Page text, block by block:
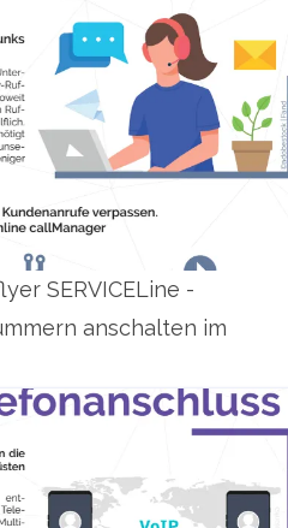
SERVICELine -
anschalten im